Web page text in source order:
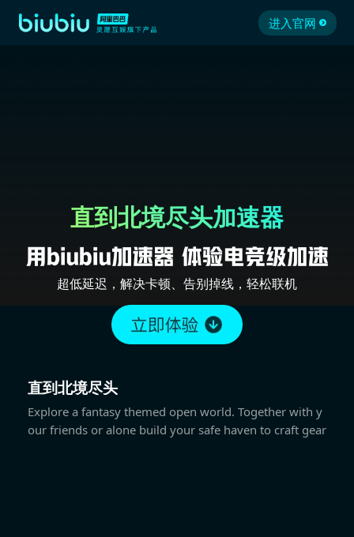
进入官网
直到北境尽头加速器
超低延迟，解决卡顿、告别掉线，轻松联机
直到北境尽头
Explore a fantasy themed open world. Together with y
our friends or alone build your safe haven to craft gear